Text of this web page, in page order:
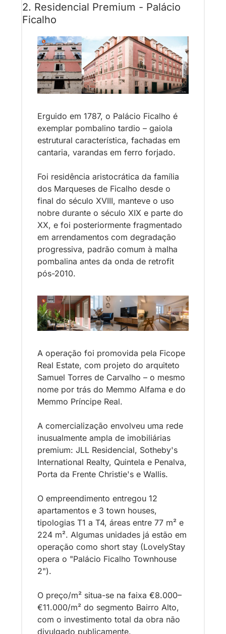
2. Residencial Premium - Palácio
Ficalho
Erguido em 1787, o Palácio Ficalho é
exemplar pombalino tardio – gaiola
estrutural característica, fachadas em
cantaria, varandas em ferro forjado.
Foi residência aristocrática da família
dos Marqueses de Ficalho desde o
final do século XVIII, manteve o uso
nobre durante o século XIX e parte do
XX, e foi posteriormente fragmentado
em arrendamentos com degradação
progressiva, padrão comum à malha
pombalina antes da onda de retrofit
pós-2010.
A operação foi promovida pela Ficope
Real Estate, com projeto do arquiteto
Samuel Torres de Carvalho – o mesmo
nome por trás do Memmo Alfama e do
Memmo Príncipe Real.
A comercialização envolveu uma rede
inusualmente ampla de imobiliárias
premium: JLL Residencial, Sotheby's
International Realty, Quintela e Penalva,
Porta da Frente Christie's e Wallis.
O empreendimento entregou 12
apartamentos e 3 town houses,
tipologias T1 a T4, áreas entre 77 m² e
224 m². Algumas unidades já estão em
operação como short stay (LovelyStay
opera o "Palácio Ficalho Townhouse
2").
O preço/m² situa-se na faixa €8.000–
€11.000/m² do segmento Bairro Alto,
com o investimento total da obra não
divulgado publicamente.